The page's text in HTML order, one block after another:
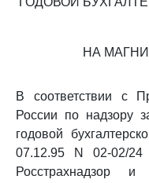
НА
В соответствии с
России по надзору
годовой
07.12.95 N 02-02/24
Росстрахнадзор и